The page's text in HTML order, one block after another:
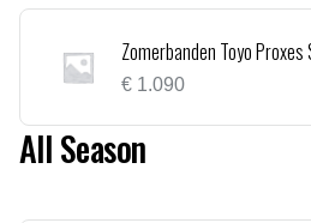
Zomerbanden Toyo
€ 1.090
All Season